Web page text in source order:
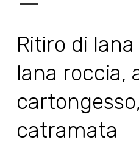
Ritiro di
lana roccia,
catramata